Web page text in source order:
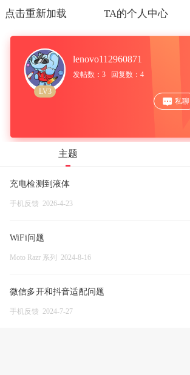
点击重新加载 TA的个人中心
LV3
lenovo112960871
发帖数：3 回复数：4
私聊
主题
充电检测到液体
手机反馈 2026-4-23
WiFi问题
Moto Razr 系列 2024-8-16
微信多开和抖音适配问题
手机反馈 2024-7-27